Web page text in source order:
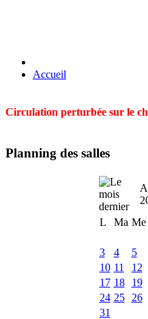
Accueil
Circulation perturbée sur le
Planning des salles
L
Ma Me
3
4 5
10 11 12
17 18 19
24 25 26
31